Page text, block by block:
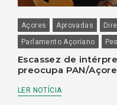
Açores Aprovadas
Parlamento Açoriano
Escassez de
preocupa PAN/
LER NOTÍCIA